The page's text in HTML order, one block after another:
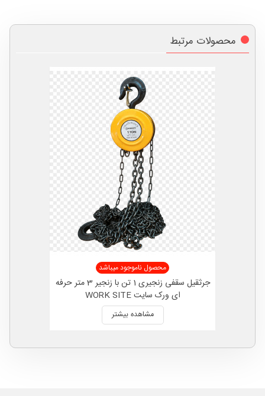
محصولات مرتبط
محصول ناموجود میباشد
جرثقیل سقفی زنجیری 1 تن با زنجیر 3 متر حرفه
ای ورک سایت WORK SITE
مشاهده بیشتر